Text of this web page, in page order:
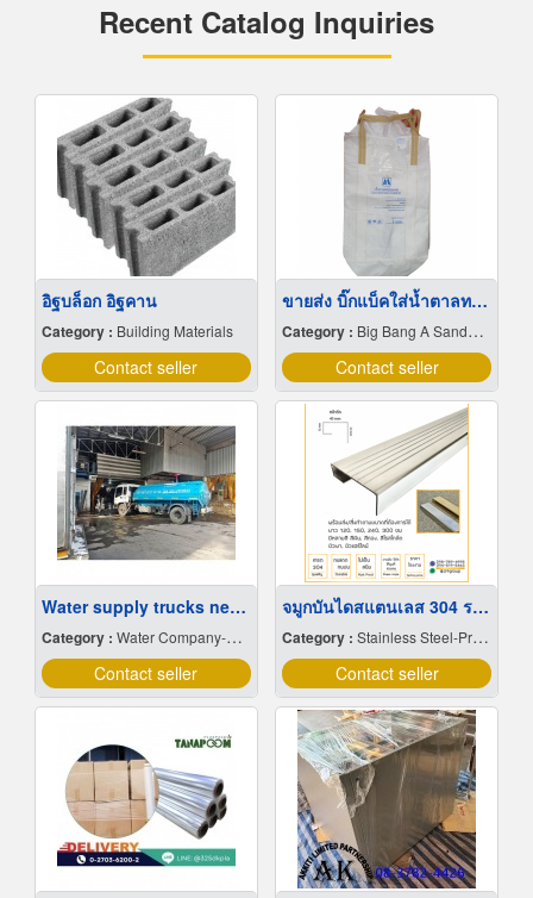
Recent Catalog Inquiries
อิฐบล็อก อิฐคาน
Category : Building Materials
Contact seller
ขายส่ง บิ๊กแบ็คใส่น้ำตาลทราย สมุทรปราการ
Category : Big Bang A Sandbag.
Contact seller
Water supply trucks near me
Category : Water Company-Bulk
Contact seller
จมูกบันไดสแตนเลส 304 ราคาโรงงาน
Category : Stainless Steel-Products
Contact seller